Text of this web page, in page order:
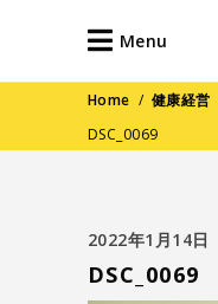
Menu
Home / 健康経営
DSC_0069
2022年1月14日
DSC_0069